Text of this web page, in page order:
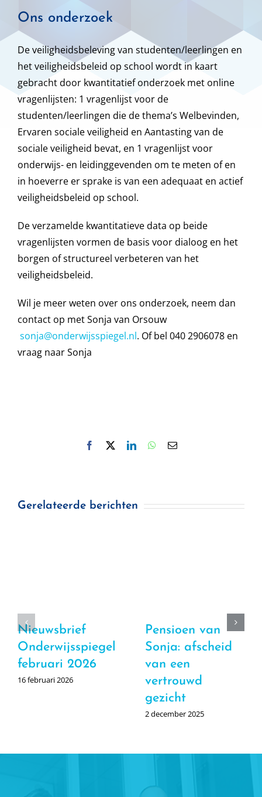
Ons onderzoek
De veiligheidsbeleving van studenten/leerlingen en
het veiligheidsbeleid op school wordt in kaart
gebracht door kwantitatief onderzoek met online
vragenlijsten: 1 vragenlijst voor de
studenten/leerlingen die de thema’s Welbevinden,
Ervaren sociale veiligheid en Aantasting van de
sociale veiligheid bevat, en 1 vragenlijst voor
onderwijs- en leidinggevenden om te meten of en
in hoeverre er sprake is van een adequaat en actief
veiligheidsbeleid op school.
De verzamelde kwantitatieve data op beide
vragenlijsten vormen de basis voor dialoog en het
borgen of structureel verbeteren van het
veiligheidsbeleid.
Wil je meer weten over ons onderzoek, neem dan
contact op met Sonja van Orsouw
sonja@onderwijsspiegel.nl. Of bel 040 2906078 en
vraag naar Sonja
Facebook LinkedInWhatsApp
E-
Gerelateerde berichten
Nieuwsbrief
Onderwijsspiegel
februari 2026
16 februari 2026
Pensioen van
Sonja: afscheid
van een
vertrouwd
gezicht
2 december 2025